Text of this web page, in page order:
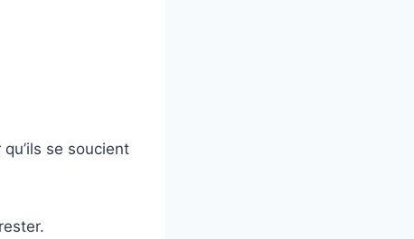
se soucient